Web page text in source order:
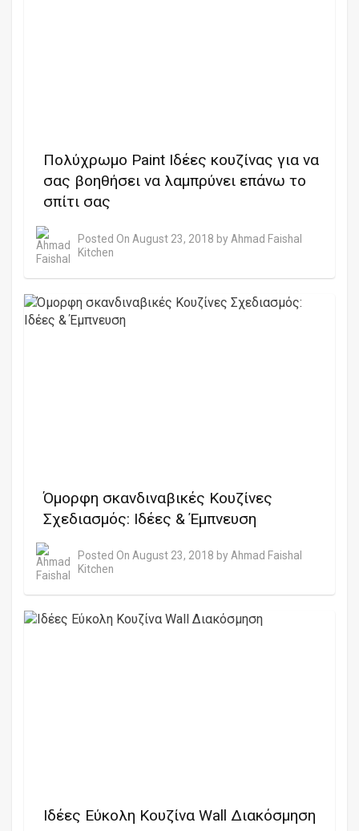
Πολύχρωμο Paint Ιδέες κουζίνας για να
σας βοηθήσει να λαμπρύνει επάνω το
σπίτι σας
Posted On August 23, 2018 by Ahmad Faishal
Kitchen
Όμορφη σκανδιναβικές Κουζίνες
Σχεδιασμός: Ιδέες & Έμπνευση
Posted On August 23, 2018 by Ahmad Faishal
Kitchen
Ιδέες Εύκολη Κουζίνα Wall Διακόσμηση